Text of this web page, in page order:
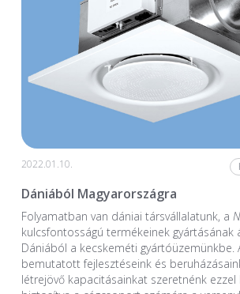
2022.01.10.
Dániából Magyarországra
Folyamatban van dániai társvállalatunk, a
kulcsfontosságú termékeinek gyártásának
Dániából a kecskeméti gyártóüzemünkbe.
bemutatott fejlesztéseink és
létrejövő kapacitásainkat szeretnénk ezzel